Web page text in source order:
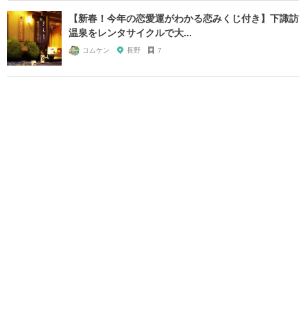
【新春！今年の恋愛運がわかる恋みくじ付き】下諏訪
温泉をレンタサイクルで大...
コムケン 長野 7